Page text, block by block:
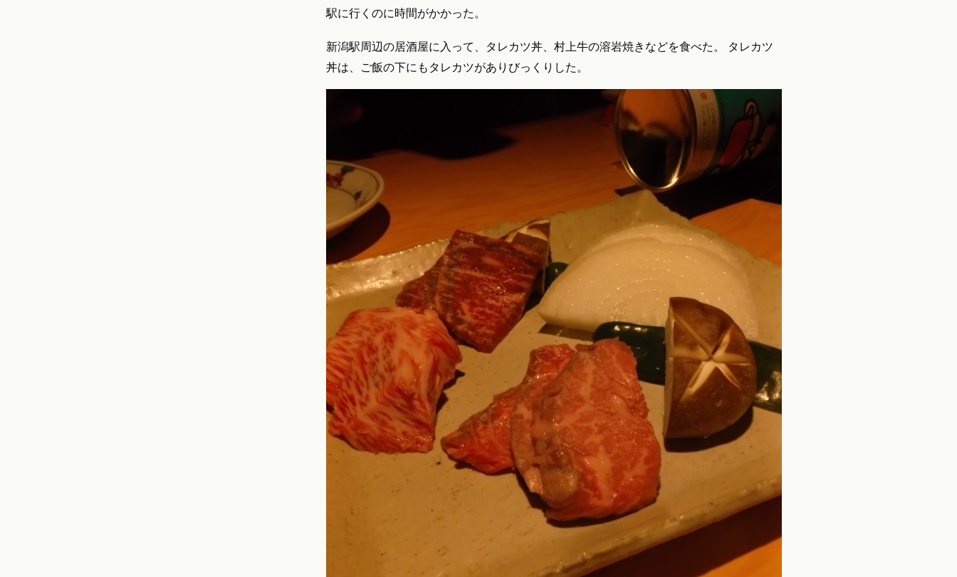
駅に行くのに時間がかかった。
新潟駅周辺の居酒屋に入って、タレカツ丼、村上牛の溶岩焼きなどを食べた。 タレカツ
丼は、ご飯の下にもタレカツがありびっくりした。